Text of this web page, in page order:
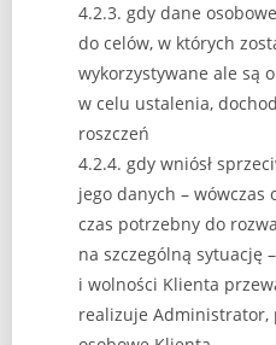
4.2.3. gdy dane
do celów, w których
wykorzystywane ale są
w celu ustalenia,
roszczeń
4.2.4. gdy wniósł
jego danych –
czas potrzebny do
na szczególną sytuację
i wolności Klienta
realizuje Administrator,